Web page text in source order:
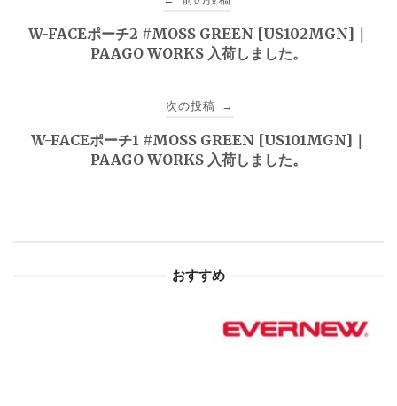
稿
ゲ
W-FACEポーチ2 #MOSS GREEN [US102MGN]｜
PAAGO WORKS 入荷しました。
次の投稿 →
W-FACEポーチ1 #MOSS GREEN [US101MGN]｜
PAAGO WORKS 入荷しました。
おすすめ